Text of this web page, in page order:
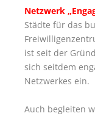
Netzwerk
Städte für das
ist seit der
sich seitdem
Netzwerkes ein.
Auch begleiten